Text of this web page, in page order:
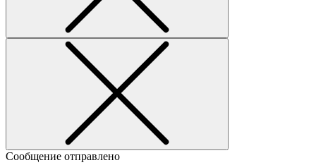
Сообщение отправлено